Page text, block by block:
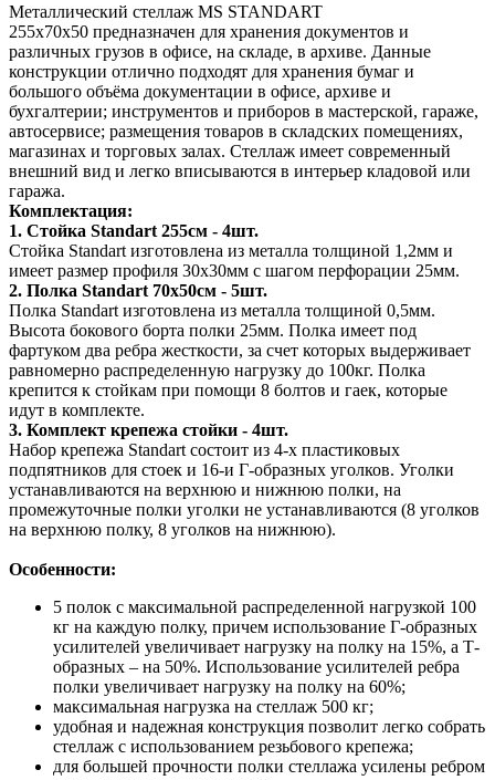
Металлический стеллаж MS STANDART
255х70х50 предназначен для хранения документов и
различных грузов в офисе, на складе, в архиве. Данные
конструкции отлично подходят для хранения бумаг и
большого объёма документации в офисе, архиве и
бухгалтерии; инструментов и приборов в мастерской, гараже,
автосервисе; размещения товаров в складских помещениях,
магазинах и торговых залах. Стеллаж имеет современный
внешний вид и легко вписываются в интерьер кладовой или
гаража.
Комплектация:
1. Стойка Standart 255см - 4шт.
Стойка Standart изготовлена из металла толщиной 1,2мм и
имеет размер профиля 30х30мм с шагом перфорации 25мм.
2. Полка Standart 70х50см - 5шт.
Полка Standart изготовлена из металла толщиной 0,5мм.
Высота бокового борта полки 25мм. Полка имеет под
фартуком два ребра жесткости, за счет которых выдерживает
равномерно распределенную нагрузку до 100кг. Полка
крепится к стойкам при помощи 8 болтов и гаек, которые
идут в комплекте.
3. Комплект крепежа стойки - 4шт.
Набор крепежа Standart состоит из 4-х пластиковых
подпятников для стоек и 16-и Г-образных уголков. Уголки
устанавливаются на верхнюю и нижнюю полки, на
промежуточные полки уголки не устанавливаются (8 уголков
на верхнюю полку, 8 уголков на нижнюю).
Особенности:
5 полок с максимальной распределенной нагрузкой 100
кг на каждую полку, причем использование Г-образных
усилителей увеличивает нагрузку на полку на 15%, а Т-
образных – на 50%. Использование усилителей ребра
полки увеличивает нагрузку на полку на 60%;
максимальная нагрузка на стеллаж 500 кг;
удобная и надежная конструкция позволит легко собрать
стеллаж с использованием резьбового крепежа;
для большей прочности полки стеллажа усилены ребром